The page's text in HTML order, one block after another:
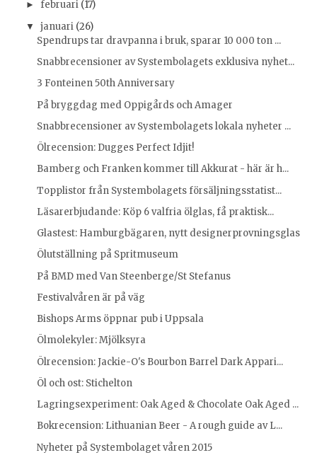
► februari (17)
▼ januari (26)
Spendrups tar dravpanna i bruk, sparar 10 000 ton ...
Snabbrecensioner av Systembolagets exklusiva nyhet...
3 Fonteinen 50th Anniversary
På bryggdag med Oppigårds och Amager
Snabbrecensioner av Systembolagets lokala nyheter ...
Ölrecension: Dugges Perfect Idjit!
Bamberg och Franken kommer till Akkurat - här är h...
Topplistor från Systembolagets försäljningsstatist...
Läsarerbjudande: Köp 6 valfria ölglas, få praktisk...
Glastest: Hamburgbägaren, nytt designerprovningsglas
Ölutställning på Spritmuseum
På BMD med Van Steenberge/St Stefanus
Festivalvåren är på väg
Bishops Arms öppnar pub i Uppsala
Ölmolekyler: Mjölksyra
Ölrecension: Jackie-O's Bourbon Barrel Dark Appari...
Öl och ost: Stichelton
Lagringsexperiment: Oak Aged & Chocolate Oak Aged ...
Bokrecension: Lithuanian Beer - A rough guide av L...
Nyheter på Systembolaget våren 2015